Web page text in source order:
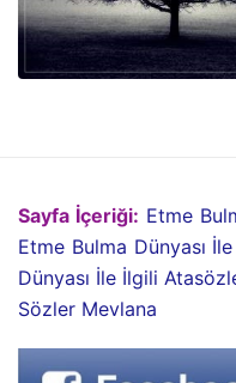
Sayfa İçeriği: Etme
Etme Bulma Dünyası
Dünyası İle İlgili
Sözler Mevlana